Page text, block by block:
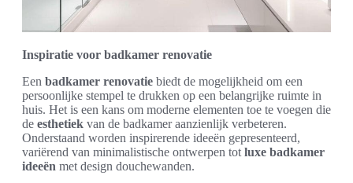
Inspiratie voor badkamer renovatie
Een badkamer renovatie biedt de mogelijkheid om een
persoonlijke stempel te drukken op een belangrijke ruimte in
huis. Het is een kans om moderne elementen toe te voegen die
de esthetiek van de badkamer aanzienlijk verbeteren.
Onderstaand worden inspirerende ideeën gepresenteerd,
variërend van minimalistische ontwerpen tot luxe badkamer
ideeën met design douchewanden.